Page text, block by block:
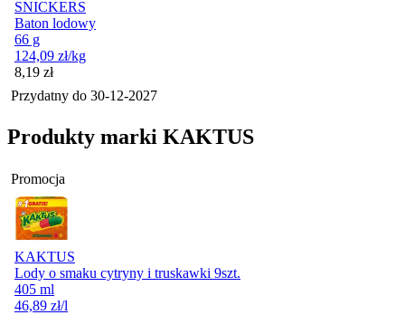
SNICKERS
Baton lodowy
66 g
124,09 zł/kg
Cena
8,19 zł
Przydatny do 30-12-2027
Produkty marki KAKTUS
Promocja
KAKTUS
Lody o smaku cytryny i truskawki 9szt.
405 ml
46,89 zł/l